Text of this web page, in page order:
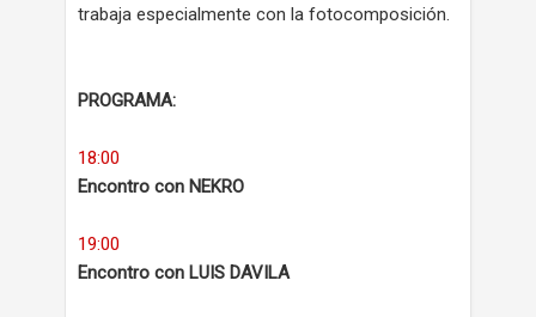
trabaja especialmente con la fotocomposición.
PROGRAMA:
18:00
Encontro con NEKRO
19:00
Encontro con LUIS DAVILA